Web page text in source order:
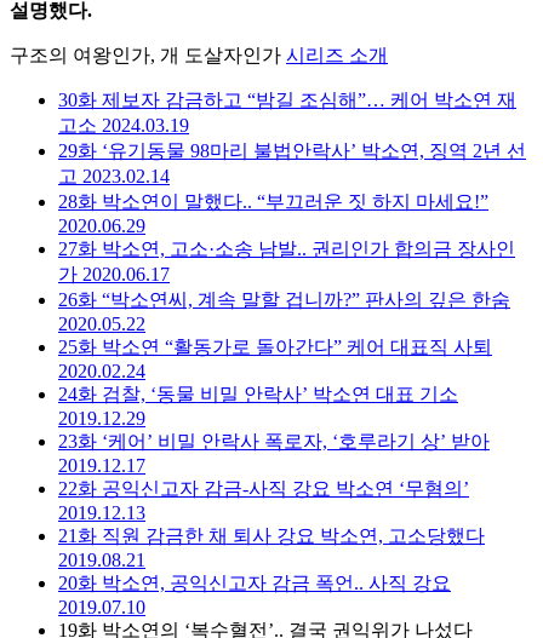
설명했다.
구조의 여왕인가, 개 도살자인가 시리즈 소개
30화 제보자 감금하고 “밤길 조심해”… 케어 박소연 재
고소 2024.03.19
29화 ‘유기동물 98마리 불법안락사’ 박소연, 징역 2년 선
고 2023.02.14
28화 박소연이 말했다.. “부끄러운 짓 하지 마세요!”
2020.06.29
27화 박소연, 고소·소송 남발.. 권리인가 합의금 장사인
가 2020.06.17
26화 “박소연씨, 계속 말할 겁니까?” 판사의 깊은 한숨
2020.05.22
25화 박소연 “활동가로 돌아간다” 케어 대표직 사퇴
2020.02.24
24화 검찰, ‘동물 비밀 안락사’ 박소연 대표 기소
2019.12.29
23화 ‘케어’ 비밀 안락사 폭로자, ‘호루라기 상’ 받아
2019.12.17
22화 공익신고자 감금-사직 강요 박소연 ‘무혐의’
2019.12.13
21화 직원 감금한 채 퇴사 강요 박소연, 고소당했다
2019.08.21
20화 박소연, 공익신고자 감금 폭언.. 사직 강요
2019.07.10
19화 박소연의 ‘복수혈전’.. 결국 권익위가 나섰다